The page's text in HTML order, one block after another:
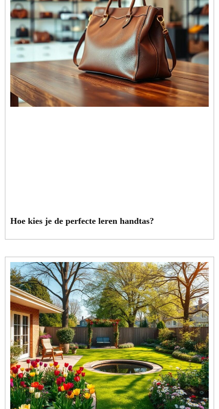
Hoe kies je de perfecte leren handtas?